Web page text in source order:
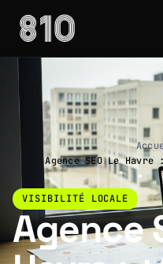
Agence SEO Le
VISIBILITÉ LOCALE
Agence